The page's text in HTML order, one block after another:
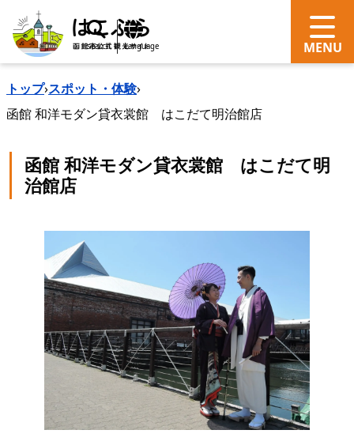
search Language
トップ›スポット・体験›
函館 和洋モダン貸衣裳館 はこだて明治館店
函館 和洋モダン貸衣裳館 はこだて明
治館店